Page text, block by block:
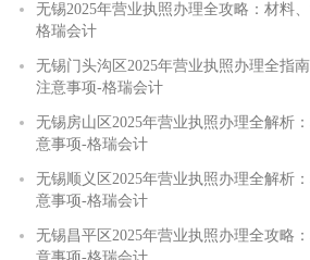
无锡2025年营业执照办理全攻略：材料
格瑞会计
无锡门头沟区2025年营业执照办理全指
注意事项-格瑞会计
无锡房山区2025年营业执照办理全解析
意事项-格瑞会计
无锡顺义区2025年营业执照办理全解析
意事项-格瑞会计
无锡昌平区2025年营业执照办理全攻略